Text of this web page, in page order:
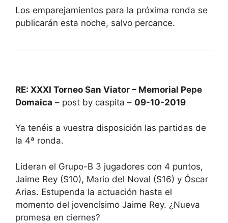
Los emparejamientos para la próxima ronda se
publicarán esta noche, salvo percance.
RE: XXXI Torneo San Viator – Memorial Pepe
Domaica – post by caspita – 09-10-2019
Ya tenéis a vuestra disposición las partidas de
la 4ª ronda.
Lideran el Grupo-B 3 jugadores con 4 puntos,
Jaime Rey (S10), Mario del Noval (S16) y Óscar
Arias. Estupenda la actuación hasta el
momento del jovencísimo Jaime Rey. ¿Nueva
promesa en ciernes?